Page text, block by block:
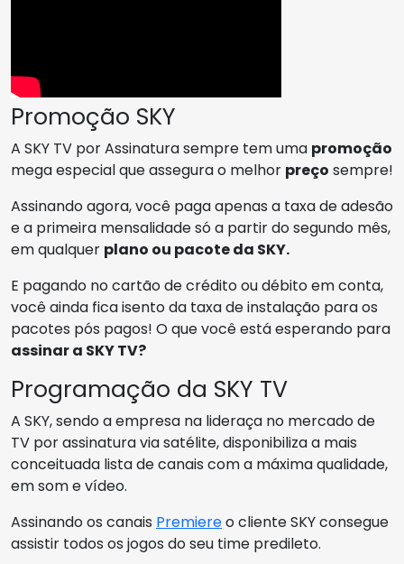
Promoção SKY
A SKY TV por Assinatura sempre tem uma promoção
mega especial que assegura o melhor preço sempre!
Assinando agora, você paga apenas a taxa de adesão
e a primeira mensalidade só a partir do segundo mês,
em qualquer plano ou pacote da SKY.
E pagando no cartão de crédito ou débito em conta,
você ainda fica isento da taxa de instalação para os
pacotes pós pagos! O que você está esperando para
assinar a SKY TV?
Programação da SKY TV
A SKY, sendo a empresa na lideraça no mercado de
TV por assinatura via satélite, disponibiliza a mais
conceituada lista de canais com a máxima qualidade,
em som e vídeo.
Assinando os canais Premiereo cliente SKY consegue
assistir todos os jogos do seu time predileto.